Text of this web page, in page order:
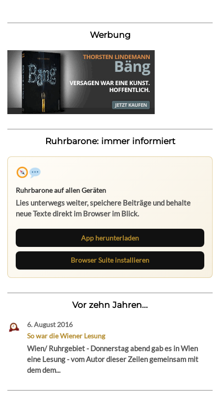
Werbung
Ruhrbarone: immer informiert
Ruhrbarone auf allen Geräten
Lies unterwegs weiter, speichere Beiträge und behalte
neue Texte direkt im Browser im Blick.
App herunterladen
Browser Suite installieren
Vor zehn Jahren...
6. August 2016
So war die Wiener Lesung
Wien/ Ruhrgebiet - Donnerstag abend gab es in Wien
eine Lesung - vom Autor dieser Zeilen gemeinsam mit
dem dem...